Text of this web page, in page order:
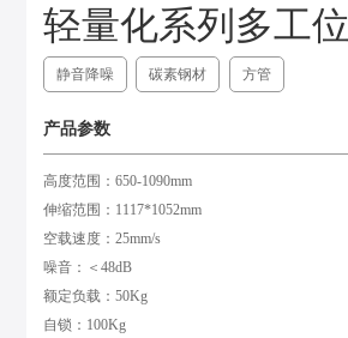
轻量化系列多工位
静音降噪 碳素钢材 方管
产品参数
高度范围：650-1090mm
伸缩范围：1117*1052mm
空载速度：25mm/s
噪音：＜48dB
额定负载：50Kg
自锁：100Kg